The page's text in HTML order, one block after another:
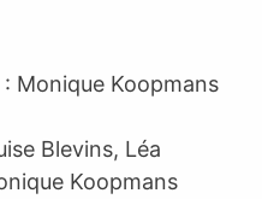
Monique Koopmans
Blevins, Léa
Koopmans